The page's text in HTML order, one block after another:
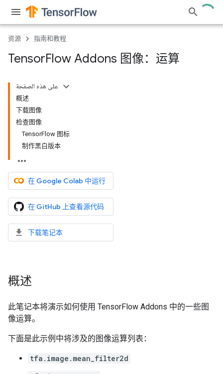
资源 指南和教程
TensorFlow Addons 图像：运算
على هذه الصفحة
概述
下载图像
检查图像
TensorFlow 图标
制作黑白版本
在 Google Colab 中运行
在 GitHub 上查看源代码
下载笔记本
概述
此笔记本将演示如何使用 TensorFlow Addons 中的一些图
像运算。
下面是此示例中将涉及的图像运算列表：
tfa.image.mean_filter2d